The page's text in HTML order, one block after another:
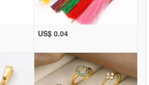
US$ 0.04